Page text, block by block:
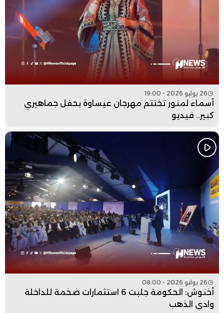
26 يوليو 2026 - 19:00
أسماء لمنور تختتم مهرجان عيساوة بحفل جماهيري
كبير.. فيديو
26 يوليو 2026 - 08:00
أخنوش: الحكومة جلبت 6 استثمارات ضخمة للداخلة
وادي الذهب